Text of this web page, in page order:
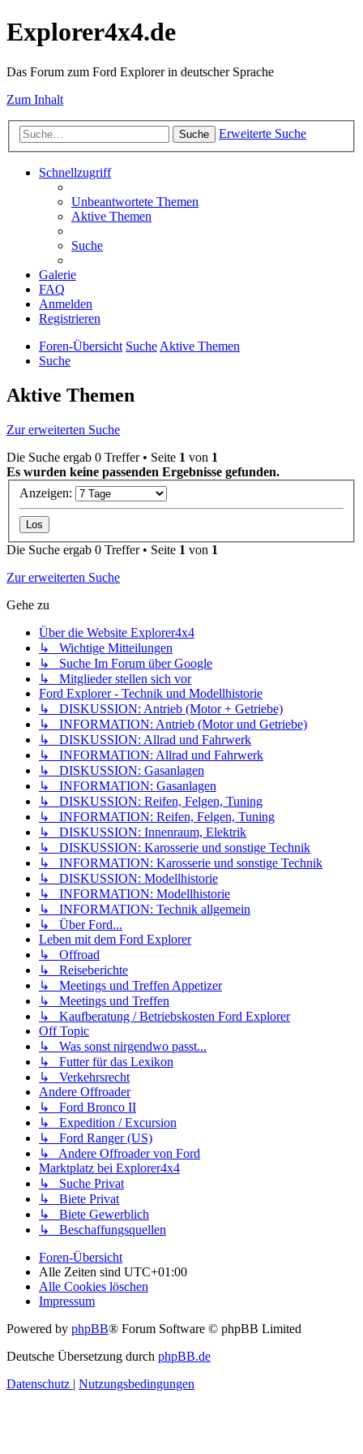
Explorer4x4.de
Das Forum zum Ford Explorer in deutscher Sprache
Zum Inhalt
Suche Erweiterte Suche
Schnellzugriff
Unbeantwortete Themen
Aktive Themen
Suche
Galerie
FAQ
Anmelden
Registrieren
Foren-Übersicht SucheAktive Themen
Suche
Aktive Themen
Zur erweiterten Suche
Die Suche ergab 0 Treffer • Seite 1 von 1
Es wurden keine passenden Ergebnisse gefunden.
Anzeigen:
Die Suche ergab 0 Treffer • Seite 1 von 1
Zur erweiterten Suche
Gehe zu
Über die Website Explorer4x4
↳ Wichtige Mitteilungen
↳ Suche Im Forum über Google
↳ Mitglieder stellen sich vor
Ford Explorer - Technik und Modellhistorie
↳ DISKUSSION: Antrieb (Motor + Getriebe)
↳ INFORMATION: Antrieb (Motor und Getriebe)
↳ DISKUSSION: Allrad und Fahrwerk
↳ INFORMATION: Allrad und Fahrwerk
↳ DISKUSSION: Gasanlagen
↳ INFORMATION: Gasanlagen
↳ DISKUSSION: Reifen, Felgen, Tuning
↳ INFORMATION: Reifen, Felgen, Tuning
↳ DISKUSSION: Innenraum, Elektrik
↳ DISKUSSION: Karosserie und sonstige Technik
↳ INFORMATION: Karosserie und sonstige Technik
↳ DISKUSSION: Modellhistorie
↳ INFORMATION: Modellhistorie
↳ INFORMATION: Technik allgemein
↳ Über Ford...
Leben mit dem Ford Explorer
↳ Offroad
↳ Reiseberichte
↳ Meetings und Treffen Appetizer
↳ Meetings und Treffen
↳ Kaufberatung / Betriebskosten Ford Explorer
Off Topic
↳ Was sonst nirgendwo passt...
↳ Futter für das Lexikon
↳ Verkehrsrecht
Andere Offroader
↳ Ford Bronco II
↳ Expedition / Excursion
↳ Ford Ranger (US)
↳ Andere Offroader von Ford
Marktplatz bei Explorer4x4
↳ Suche Privat
↳ Biete Privat
↳ Biete Gewerblich
↳ Beschaffungsquellen
Foren-Übersicht
Alle Zeiten sind UTC+01:00
Alle Cookies löschen
Impressum
Powered by phpBB® Forum Software © phpBB Limited
Deutsche Übersetzung durch phpBB.de
Datenschutz | Nutzungsbedingungen